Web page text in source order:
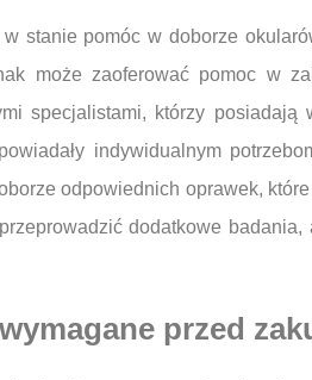
stanie pomóc w doborze
może zaoferować pomoc w
specjalistami, którzy
indywidualnym
odpowiednich oprawek,
dodatkowe
przed